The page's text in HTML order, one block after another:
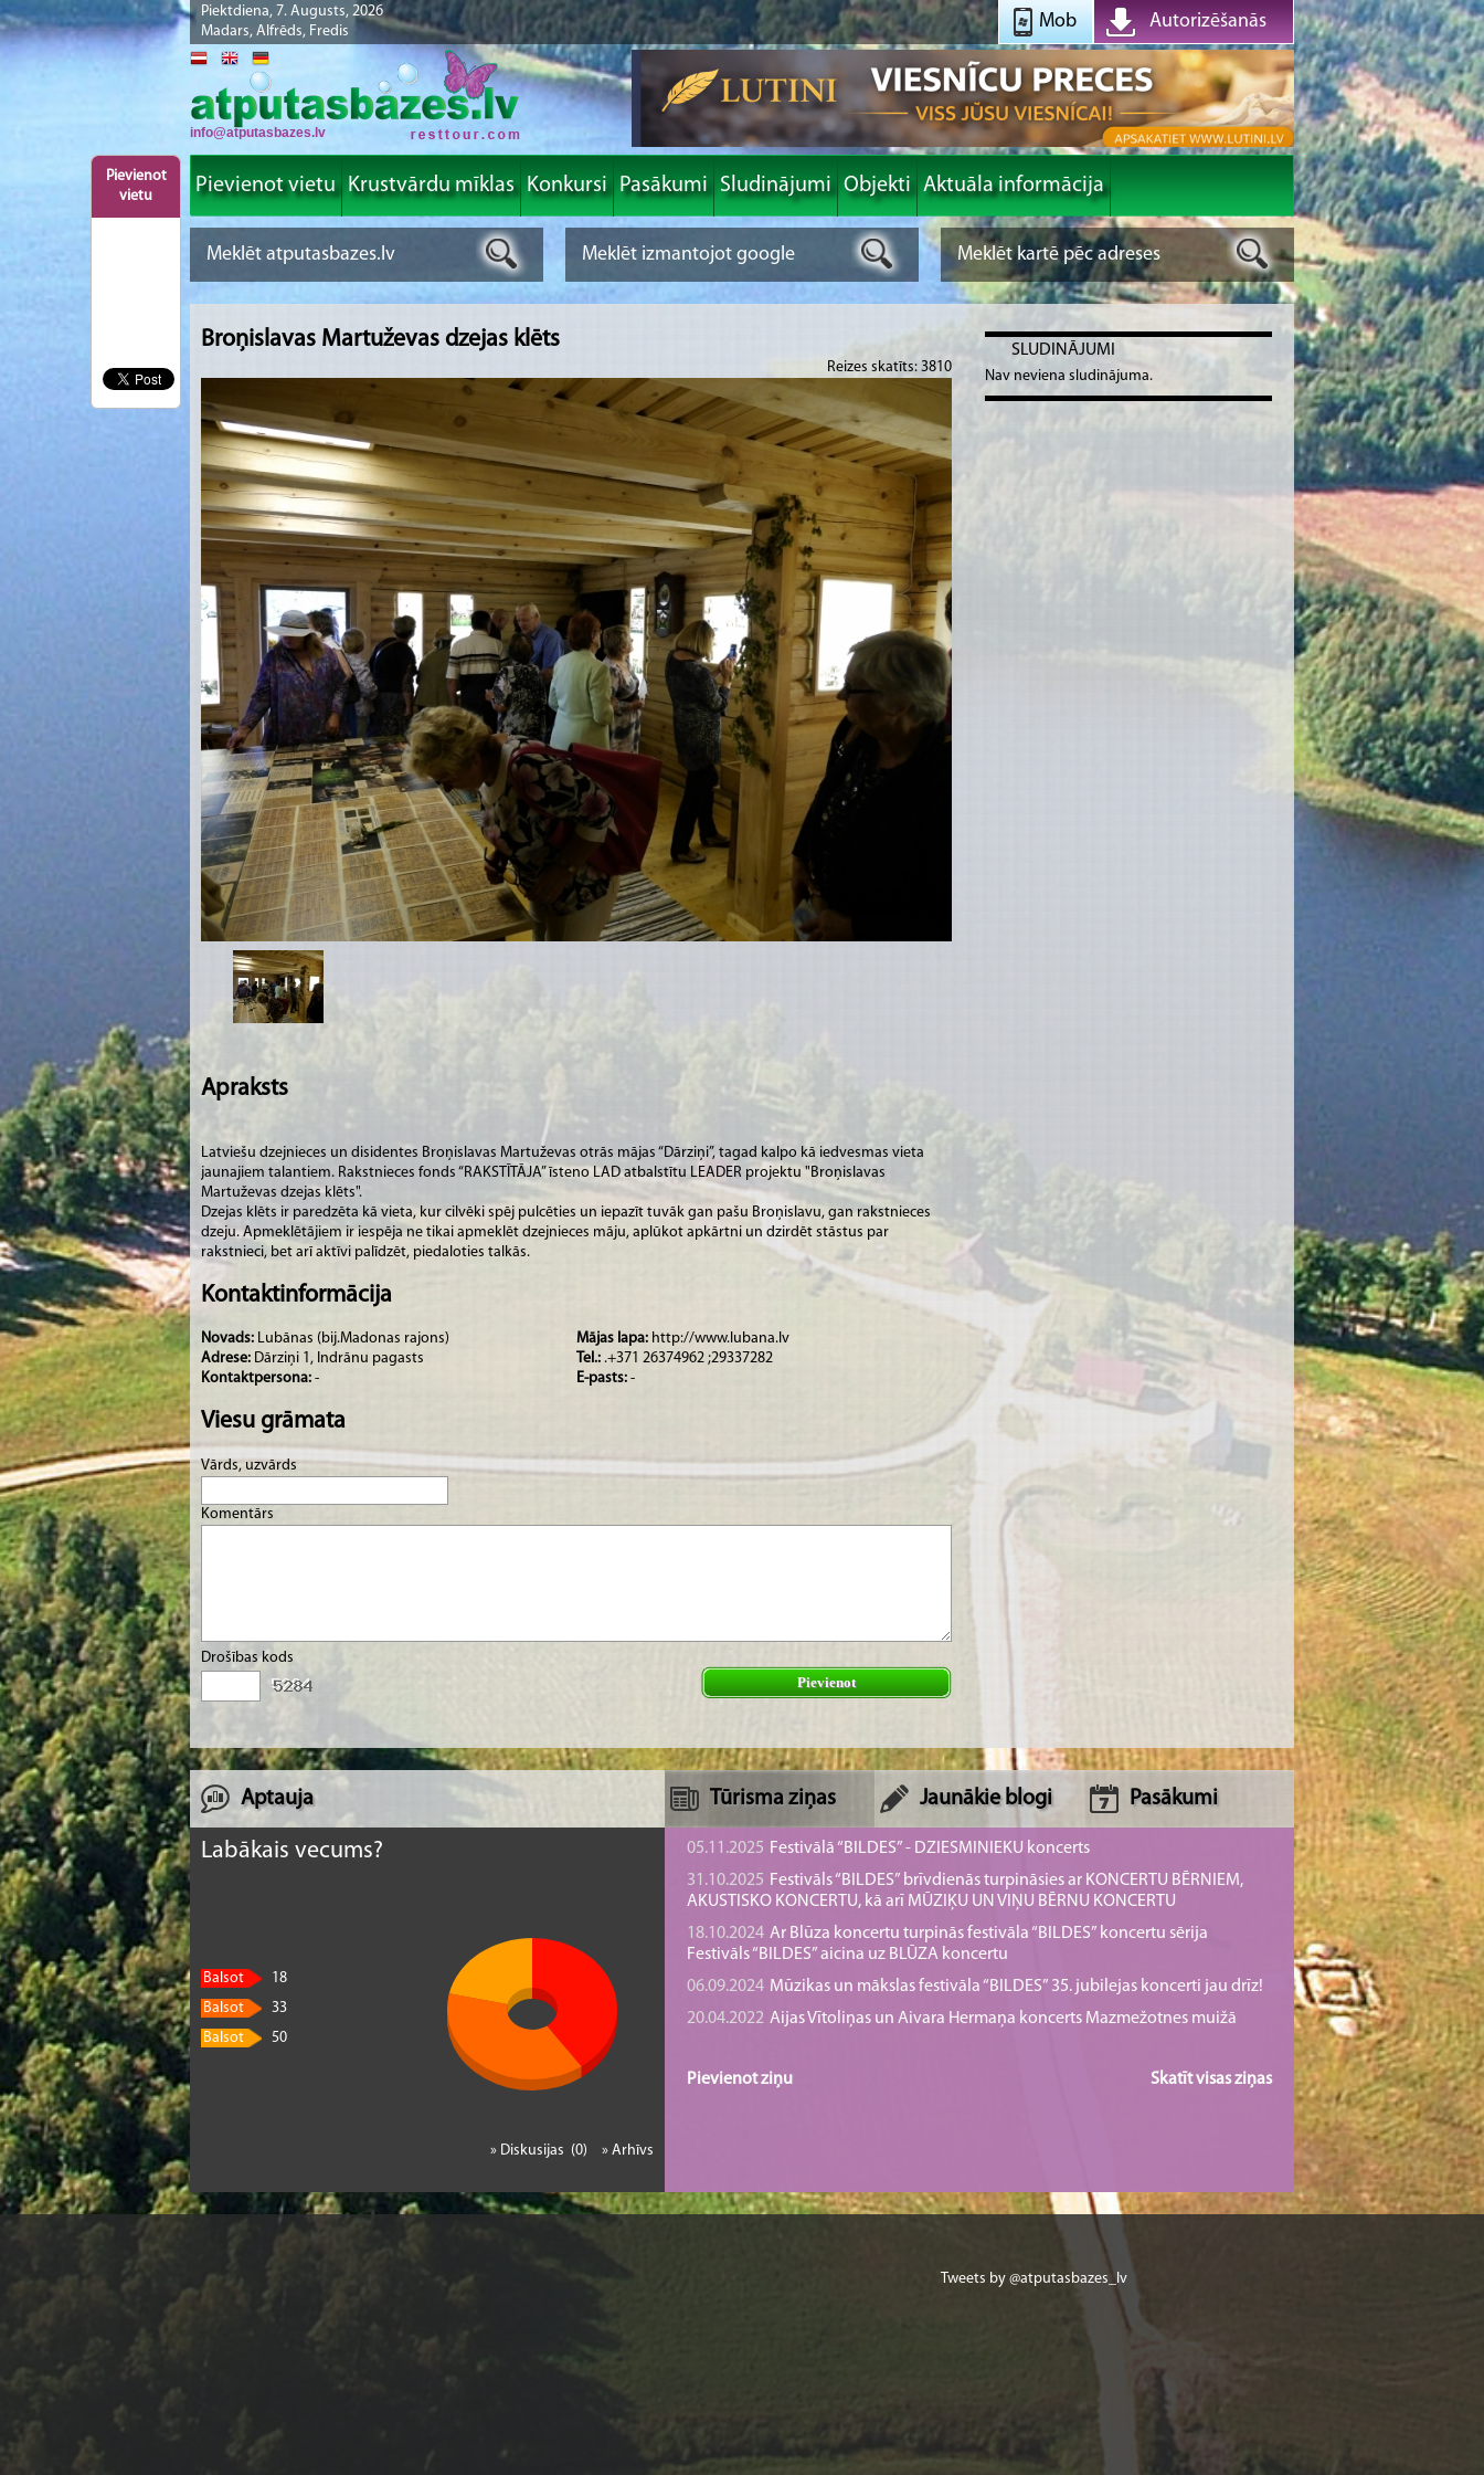
Piektdiena, 7. Augusts, 2026
Madars, Alfrēds, Fredis
Autorizēšanās
Mob
Pievienot
vietu
info@atputasbazes.lv
Pievienot vietu Krustvārdu mīklas Konkursi Pasākumi Sludinājumi Objekti Aktuāla informācija
Broņislavas Martuževas dzejas klēts
Reizes skatīts: 3810
Apraksts
Latviešu dzejnieces un disidentes Broņislavas Martuževas otrās mājas “Dārziņi”, tagad kalpo kā iedvesmas vieta
jaunajiem talantiem. Rakstnieces fonds “RAKSTĪTĀJA” īsteno LAD atbalstītu LEADER projektu "Broņislavas
Martuževas dzejas klēts".
Dzejas klēts ir paredzēta kā vieta, kur cilvēki spēj pulcēties un iepazīt tuvāk gan pašu Broņislavu, gan rakstnieces
dzeju. Apmeklētājiem ir iespēja ne tikai apmeklēt dzejnieces māju, aplūkot apkārtni un dzirdēt stāstus par
rakstnieci, bet arī aktīvi palīdzēt, piedaloties talkās.
Kontaktinformācija
Novads: Lubānas (bij.Madonas rajons)
Adrese: Dārziņi 1, Indrānu pagasts
Kontaktpersona: -
Mājas lapa: http://www.lubana.lv
Tel.: .+371 26374962 ;29337282
E-pasts: -
Viesu grāmata
Vārds, uzvārds
Komentārs
Drošības kods
Pievienot
SLUDINĀJUMI
Nav neviena sludinājuma.
Aptauja
Labākais vecums?
Balsot
18
Balsot
33
Balsot
50
» Arhīvs
» Diskusijas (0)
Tūrisma ziņas Jaunākie blogi Pasākumi
05.11.2025 Festivālā “BILDES” - DZIESMINIEKU koncerts
31.10.2025 Festivāls “BILDES” brīvdienās turpināsies ar KONCERTU BĒRNIEM,
AKUSTISKO KONCERTU, kā arī MŪZIĶU UN VIŅU BĒRNU KONCERTU
18.10.2024 Ar Blūza koncertu turpinās festivāla “BILDES” koncertu sērija
Festivāls “BILDES” aicina uz BLŪZA koncertu
06.09.2024 Mūzikas un mākslas festivāla “BILDES” 35. jubilejas koncerti jau drīz!
20.04.2022 Aijas Vītoliņas un Aivara Hermaņa koncerts Mazmežotnes muižā
Skatīt visas ziņas
Pievienot ziņu
Tweets by @atputasbazes_lv